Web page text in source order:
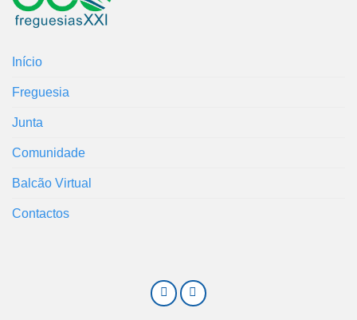
Início
Freguesia
Junta
Comunidade
Balcão Virtual
Contactos